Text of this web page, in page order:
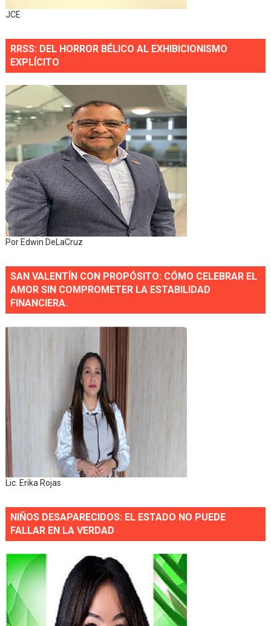
JCE
RRSS: DEL HORROR BÉLICO AL EXHIBICIONISMO
EXPLÍCITO
Por Edwin DeLaCruz
SAN VALENTÍN CON PROPÓSITO: CÓMO CELEBRAR EL
AMOR SIN COMPROMETER LA ESTABILIDAD
FINANCIERA.
Lic. Erika Rojas
NIÑOS DESAPARECIDOS: EL ESTADO NO PUEDE
FALLAR EN LA VERDAD